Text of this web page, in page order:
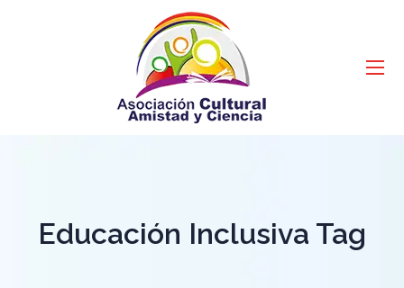
Educación Inclusiva Tag